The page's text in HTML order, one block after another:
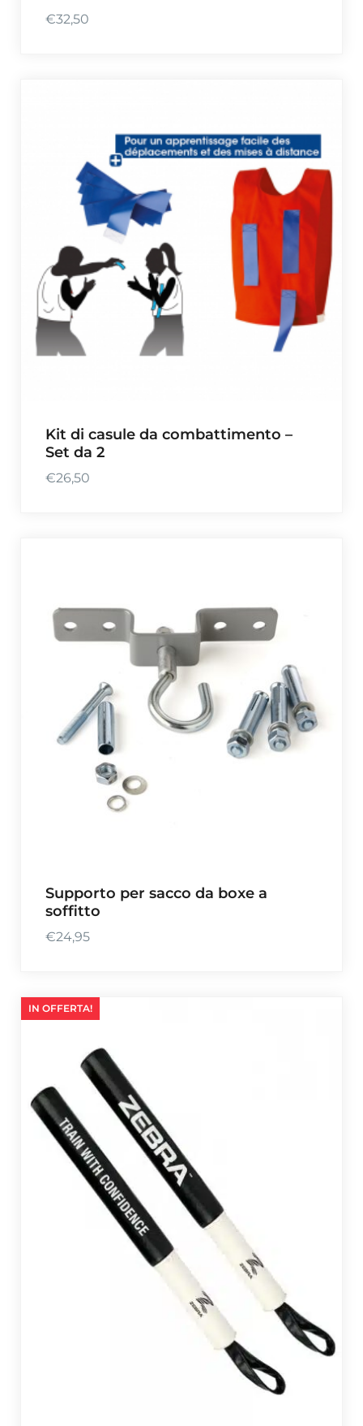
€32,50
Kit di casule da combattimento –
Set da 2
€26,50
Supporto per sacco da boxe a
soffitto
€24,95
IN OFFERTA!